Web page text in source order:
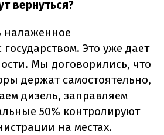
вернуться?
налаженное
государством. Это уже дает
Мы договорились, что
держат самостоятельно,
дизель, заправляем
50% контролируют
на местах.